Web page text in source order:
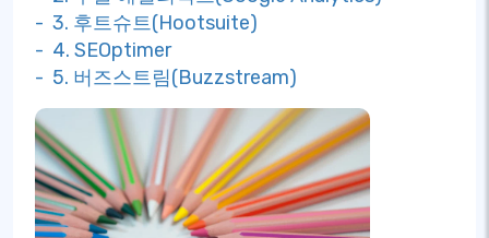
- 3. 후트슈트(Hootsuite)
- 4. SEOptimer
- 5. 버즈스트림(Buzzstream)